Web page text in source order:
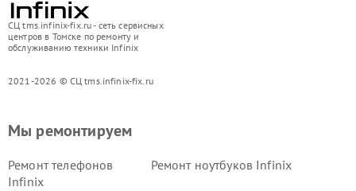
СЦ tms.infinix-fix.ru - сеть сервисных
центров в Томске по ремонту и
обслуживанию техники Infinix
2021-2026 © СЦ tms.infinix-fix.ru
Мы ремонтируем
Ремонт телефонов
Infinix
Ремонт ноутбуков Infinix